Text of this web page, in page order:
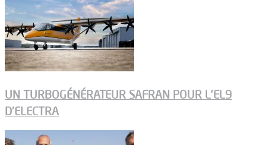
UN TURBOGÉNÉRATEUR SAFRAN POUR L’EL9
D’ELECTRA